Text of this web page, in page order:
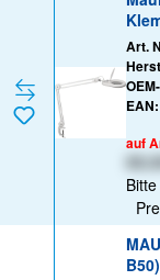
Art.
EAN:
auf
Bitte